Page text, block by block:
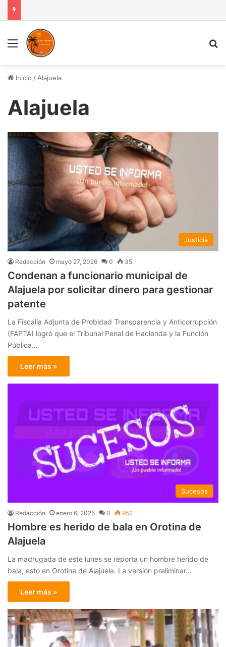
Menú
Inicio / Alajuela
Alajuela
Justicia
Redacción mayo 27, 2026 0 35
Condenan a funcionario municipal de
Alajuela por solicitar dinero para gestionar
patente
La Fiscalía Adjunta de Probidad Transparencia y Anticorrupción
(FAPTA) logró que el Tribunal Penal de Hacienda y la Función
Pública…
Leer más »
Sucesos
Redacción enero 6, 2025 0 952
Hombre es herido de bala en Orotina de
Alajuela
La madrugada de este lunes se reporta un hombre herido de
bala, esto en Orotina de Alajuela. La versión preliminar…
Leer más »